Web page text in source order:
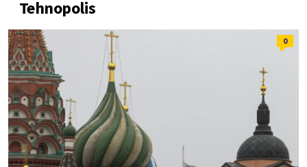
Tehnopolis
0